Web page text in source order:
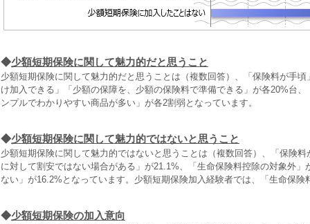
◆少額短期保険に関して魅力的だと思うこと
少額短期保険に関して魅力的だと思うことは（複数回答）、「保険料が手
け加入できる」「少額の保障を、少額の保険料で準備できる」が各20%台
ンプルでわかりやすい商品が多い」が各2割弱となっています。
◆少額短期保険に関して魅力的ではないと思うこと
少額短期保険に関して魅力的ではないと思うことは（複数回答）、「保険
に対して割安ではない場合がある」が21.1%、「生命保険料控除の対象外
ない」が16.2%となっています。少額短期保険加入経験者では、「生命保険
◆少額短期保険の加入意向